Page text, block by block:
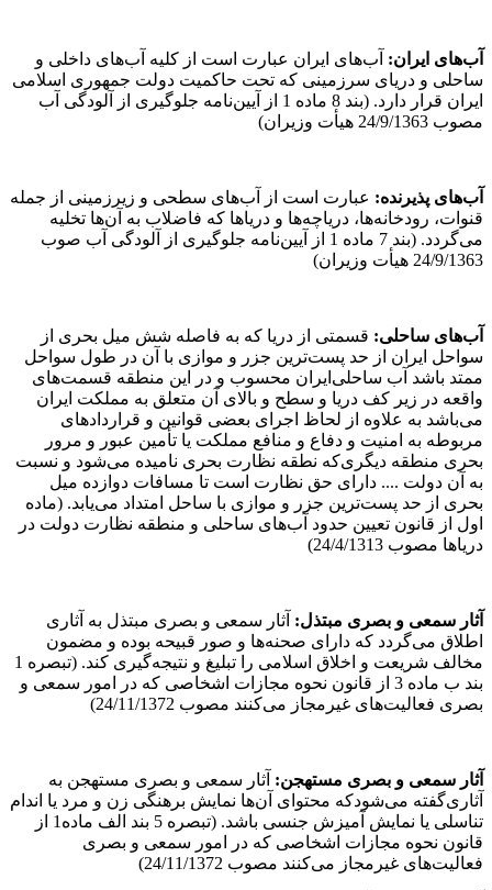
آب‌های ایران: آب‌های ایران عبارت است از کلیه آب‌های داخلی و
ساحلی و دریای سرزمینی که تحت حاکمیت دولت جمهوری اسلامی
ایران قرار دارد. (بند 8 ماده 1 از آیین‌نامه جلوگیری از آلودگی آب
مصوب 24/9/1363 هیأت وزیران)
آب‌های پذیرنده: عبارت است از آب‌های سطحی و زیرزمینی از جمله
قنوات، رودخانه‌ها، دریاچه‌ها و دریاها که فاضلاب به آن‌ها تخلیه
می‌گردد. (بند 7 ماده 1 از آیین‌نامه جلوگیری از آلودگی آب صوب
24/9/1363 هیأت وزیران)
آب‌های ساحلی: قسمتی از دریا که به فاصله شش میل بحری از
سواحل ایران از حد پست‌ترین جزر و موازی با آن در طول سواحل
ممتد باشد آب ساحلی‌ایران محسوب و در این منطقه قسمت‌های
واقعه در زیر کف دریا و سطح و بالای آن متعلق به مملکت ایران
می‌باشد به‌ علاوه از لحاظ اجرای بعضی قوانین و قراردادهای
مربوطه به امنیت و دفاع و منافع مملکت یا تأمین عبور و مرور
بحری منطقه دیگری‌که نطقه نظارت بحری نامیده می‌شود و نسبت
به آن دولت .... دارای حق نظارت است تا مسافات دوازده میل
بحری از حد پست‌ترین جزر و موازی با ساحل امتداد می‌یابد. (ماده
اول از قانون تعیین حدود آب‌های ساحلی و منطقه نظارت دولت در
دریاها مصوب 24/4/1313)
آثار سمعی و بصری مبتذل: آثار سمعی و بصری مبتذل به آثاری
اطلاق می‌گردد که دارای صحنه‌ها و صور قبیحه بوده و مضمون
مخالف شریعت و اخلاق اسلامی را تبلیغ و نتیجه‌گیری کند. (تبصره 1
بند ب ماده 3 از قانون نحوه مجازات اشخاصی که در امور سمعی و
بصری فعالیت‌های غیرمجاز می‌کنند مصوب 24/11/1372)
آثار سمعی ‌و بصری ‌مستهجن: آثار سمعی‌ و بصری مستهجن به
آثاری‌گفته می‌شود‌که محتوای‌ آن‌ها نمایش‌ برهنگی زن و مرد یا اندام
تناسلی یا نمایش‌ آمیزش جنسی باشد. (تبصره 5 بند الف ماده1 از
قانون نحوه مجازات اشخاصی که در امور سمعی و بصری
فعالیت‌های غیرمجاز می‌کنند مصوب 24/11/1372)